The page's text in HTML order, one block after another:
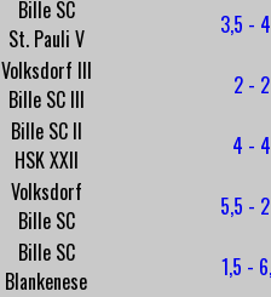
Bille SC
St. Pauli V
3,5 -
Volksdorf III
Bille SC III
2 - 2
Bille SC II
HSK XXII
4 - 4
Volksdorf
Bille SC
5,5 -
Bille SC
Blankenese
1,5 -